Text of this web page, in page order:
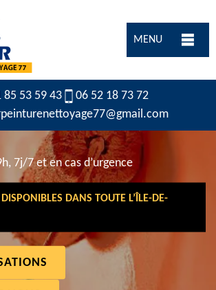
MENU
85 53 59 43
06 52 18 73 72
7j/7 et en cas d’urgence
DANS TOUTE L’ÎLE-DE-